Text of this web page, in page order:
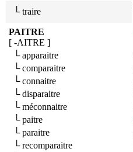
└ traire
PAITRE
[ -AITRE ]
└ apparaitre
└ comparaitre
└ connaitre
└ disparaitre
└ méconnaitre
└ paitre
└ paraitre
└ recomparaitre